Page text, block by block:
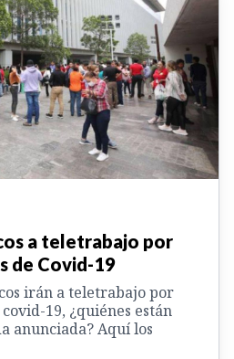
a teletrabajo por
de Covid-19
irán a teletrabajo por
19, ¿quiénes están
anunciada? Aquí los